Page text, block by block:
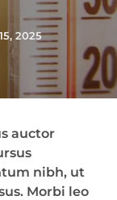
2025
auctor
nibh, ut
Morbi leo